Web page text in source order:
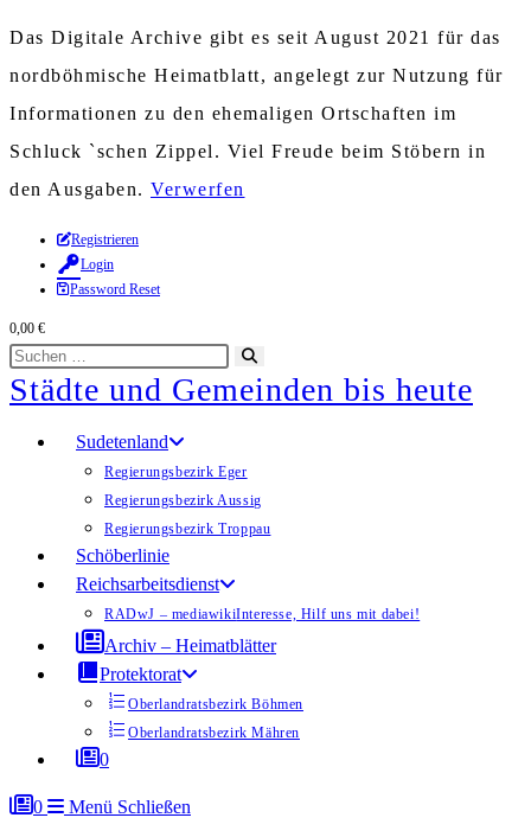
Das Digitale Archive gibt es seit August 2021 für das
nordböhmische Heimatblatt, angelegt zur Nutzung für
Informationen zu den ehemaligen Ortschaften im
Schluck `schen Zippel. Viel Freude beim Stöbern in
den Ausgaben. Verwerfen
Zum
Inhalt
springen
Registrieren
Login
Password Reset
0,00 €
Diese
Website
durchsuchen
starten
Städte und Gemeinden bis heute
Sudetenland
Regierungsbezirk Eger
Regierungsbezirk Aussig
Regierungsbezirk Troppau
Schöberlinie
Reichsarbeitsdienst
RADwJ – mediawikiInteresse, Hilf uns mit dabei!
Archiv – Heimatblätter
Protektorat
Oberlandratsbezirk Böhmen
Oberlandratsbezirk Mähren
0
0 Menü Schließen